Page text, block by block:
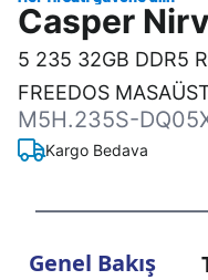
Casper
5 235 32GB DDR5
FREEDOS
M5H.235S-
Kargo Bedava
Genel Bakış